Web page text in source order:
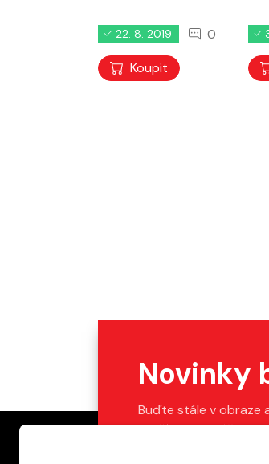
22. 8. 2019
0
Koupit
Novinky
Buďte stále v obraze
Stačí vyplnit váš e-